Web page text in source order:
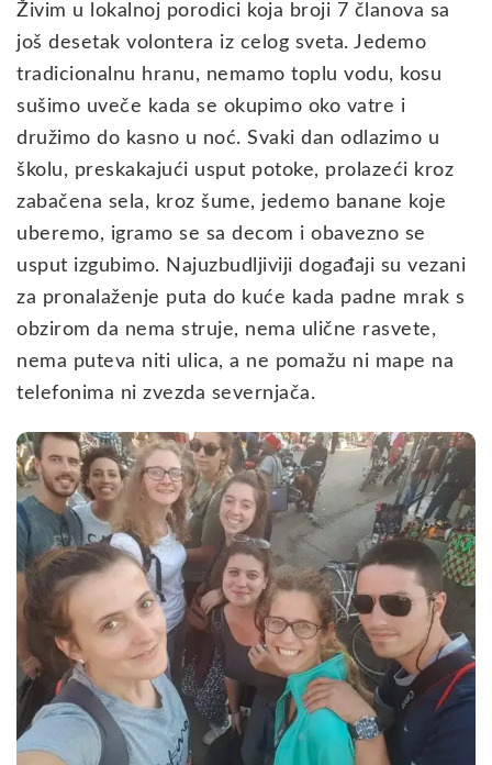
Živim u lokalnoj porodici koja broji 7 članova sa
još desetak volontera iz celog sveta. Jedemo
tradicionalnu hranu, nemamo toplu vodu, kosu
sušimo uveče kada se okupimo oko vatre i
družimo do kasno u noć. Svaki dan odlazimo u
školu, preskakajući usput potoke, prolazeći kroz
zabačena sela, kroz šume, jedemo banane koje
uberemo, igramo se sa decom i obavezno se
usput izgubimo. Najuzbudljiviji događaji su vezani
za pronalaženje puta do kuće kada padne mrak s
obzirom da nema struje, nema ulične rasvete,
nema puteva niti ulica, a ne pomažu ni mape na
telefonima ni zvezda severnjača.